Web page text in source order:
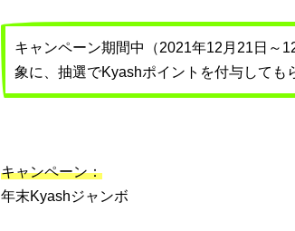
キャンペーン期間中（2021年12月21日～
象に、抽選でKyashポイントを付与しても
キャンペーン：
年末Kyashジャンボ